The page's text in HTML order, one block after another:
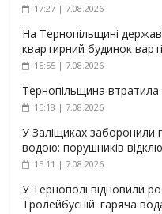
17:27 | 7.08.2026
На Тернопільщині
квартирний будинок
15:55 | 7.08.2026
Тернопільщина
15:18 | 7.08.2026
У Заліщиках
водою: порушників
15:11 | 7.08.2026
У Тернополі відновили
Тролейбусній: гаряча